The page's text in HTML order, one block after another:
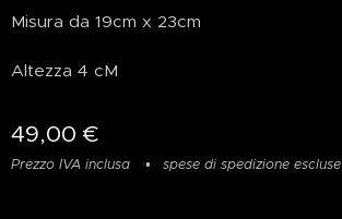
Misura da 19cm x 23cm
Altezza 4 cM
49,00 €
Prezzo IVA inclusa spese di spedizione escluse